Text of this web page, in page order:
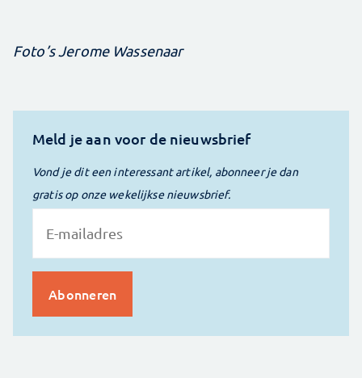
Foto’s Jerome Wassenaar
Meld je aan voor de nieuwsbrief
Vond je dit een interessant artikel, abonneer je dan
gratis op onze wekelijkse nieuwsbrief.